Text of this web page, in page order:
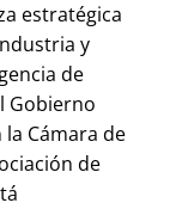
estratégica
y
de
Gobierno
la Cámara de
de